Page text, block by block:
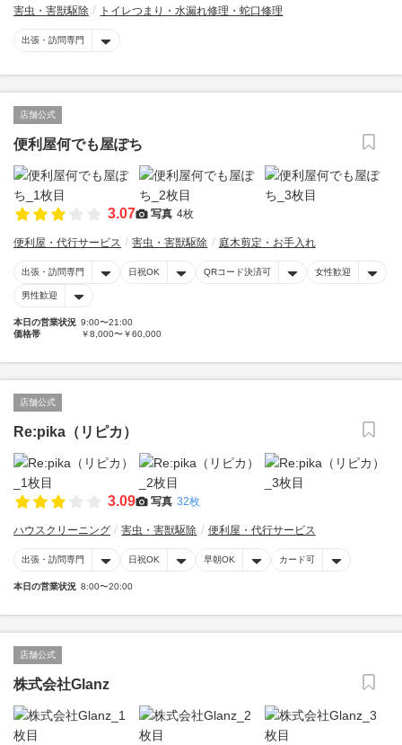
害虫・害獣駆除 トイレつまり・水漏れ修理・蛇口修理
出張・訪問専門
店舗公式
便利屋何でも屋ぽち
3.07 写真 4枚
便利屋・代行サービス 害虫・害獣駆除 庭木剪定・お手入れ
出張・訪問専門 日祝OK QRコード決済可 女性歓迎
男性歓迎
本日の営業状況 9:00〜21:00
価格帯
￥8,000〜￥60,000
店舗公式
Re:pika（リピカ）
3.09 写真 32枚
ハウスクリーニング 害虫・害獣駆除 便利屋・代行サービス
出張・訪問専門 日祝OK 早朝OK カード可
本日の営業状況 8:00〜20:00
店舗公式
株式会社Glanz